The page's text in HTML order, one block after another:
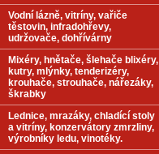
Vodní lázně, vitríny, vařiče
těstovin, infradohřevy,
udržovače, dohřívárny
Mixéry, hnětače, šlehače blixéry,
kutry, mlýnky, tenderizéry,
krouhače, strouhače, nářezáky,
škrabky
Lednice, mrazáky, chladící stoly
a vitríny, konzervátory zmrzliny,
výrobníky ledu, vinotéky.